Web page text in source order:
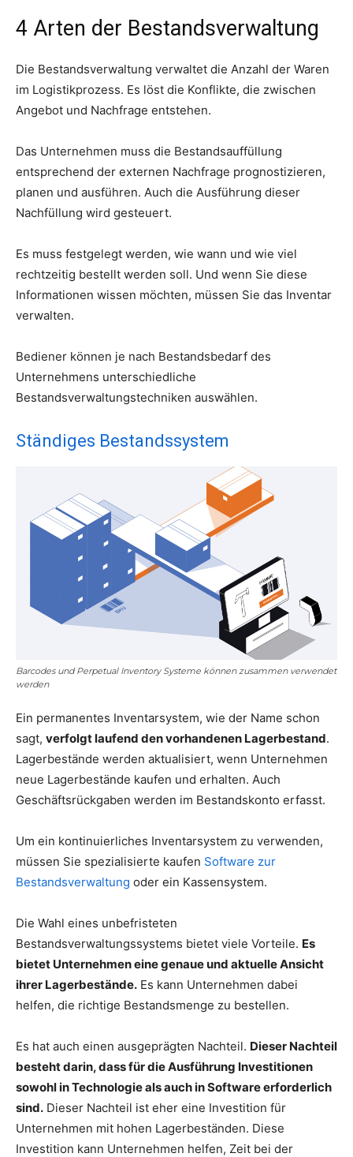
4 Arten der Bestandsverwaltung
Die Bestandsverwaltung verwaltet die Anzahl der Waren
im Logistikprozess. Es löst die Konflikte, die zwischen
Angebot und Nachfrage entstehen.
Das Unternehmen muss die Bestandsauffüllung
entsprechend der externen Nachfrage prognostizieren,
planen und ausführen. Auch die Ausführung dieser
Nachfüllung wird gesteuert.
Es muss festgelegt werden, wie wann und wie viel
rechtzeitig bestellt werden soll. Und wenn Sie diese
Informationen wissen möchten, müssen Sie das Inventar
verwalten.
Bediener können je nach Bestandsbedarf des
Unternehmens unterschiedliche
Bestandsverwaltungstechniken auswählen.
Ständiges Bestandssystem
Barcodes und Perpetual Inventory Systeme können zusammen verwendet
werden
Ein permanentes Inventarsystem, wie der Name schon
sagt, verfolgt laufend den vorhandenen Lagerbestand.
Lagerbestände werden aktualisiert, wenn Unternehmen
neue Lagerbestände kaufen und erhalten. Auch
Geschäftsrückgaben werden im Bestandskonto erfasst.
Um ein kontinuierliches Inventarsystem zu verwenden,
müssen Sie spezialisierte kaufen Software zur
Bestandsverwaltung oder ein Kassensystem.
Die Wahl eines unbefristeten
Bestandsverwaltungssystems bietet viele Vorteile. Es
bietet Unternehmen eine genaue und aktuelle Ansicht
ihrer Lagerbestände. Es kann Unternehmen dabei
helfen, die richtige Bestandsmenge zu bestellen.
Es hat auch einen ausgeprägten Nachteil. Dieser Nachteil
besteht darin, dass für die Ausführung Investitionen
sowohl in Technologie als auch in Software erforderlich
sind. Dieser Nachteil ist eher eine Investition für
Unternehmen mit hohen Lagerbeständen. Diese
Investition kann Unternehmen helfen, Zeit bei der